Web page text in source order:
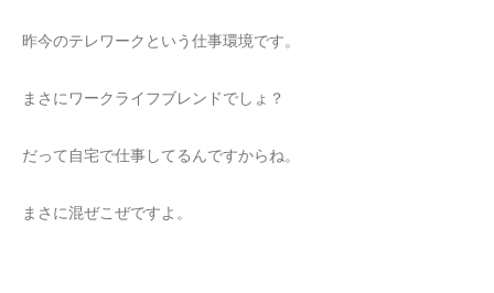
昨今のテレワークという仕事環境です。
まさにワークライフブレンドでしょ？
だって自宅で仕事してるんですからね。
まさに混ぜこぜですよ。